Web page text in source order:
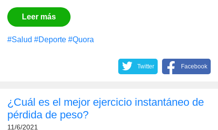
Leer más
#Salud #Deporte #Quora
Twitter Facebook
¿Cuál es el mejor ejercicio instantáneo de
pérdida de peso?
11/6/2021